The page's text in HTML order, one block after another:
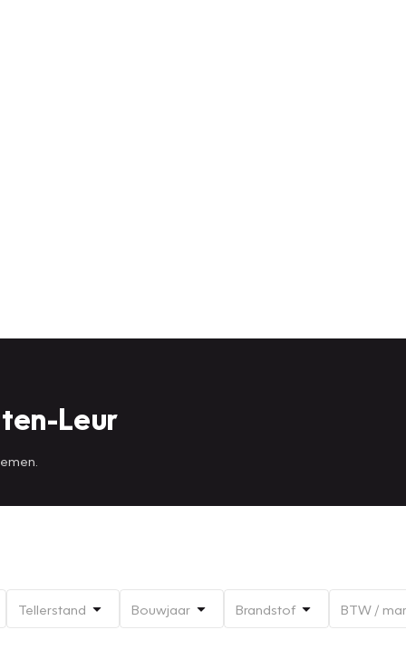
Leur
Tellerstand Bouwjaar Brandstof BTW /